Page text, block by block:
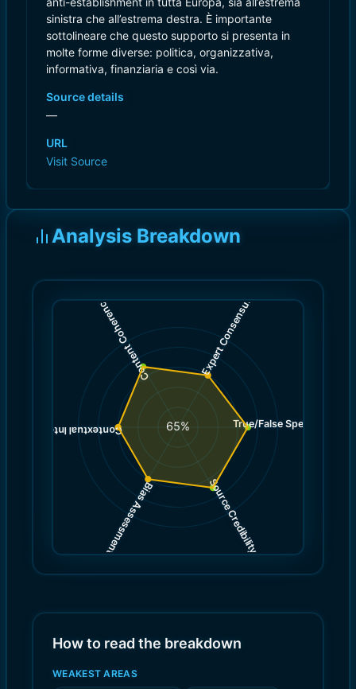
sinistra che all’estrema destra. È importante
sottolineare che questo supporto si presenta in
molte forme diverse: politica, organizzativa,
informativa, finanziaria e così via.
Source details
—
URL
Visit Source
Analysis Breakdown
True/False Spectrum
Source Credibility(
Bias Assessment
(
)
Contextual Integrity
Content Coherence
7.0
)
Expert Consensus
6.0
65%
How to read the breakdown
WEAKEST AREAS